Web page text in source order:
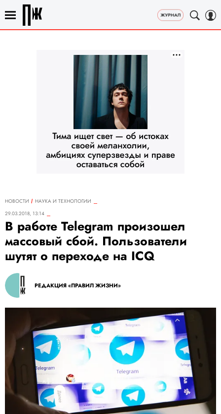
НОВОСТИ
НАУКА И ТЕХНОЛОГИИ
29.03.2018, 13:14
В работе Telegram произошел
массовый сбой. Пользователи
шутят о переходе на ICQ
РЕДАКЦИЯ «ПРАВИЛ ЖИЗНИ»